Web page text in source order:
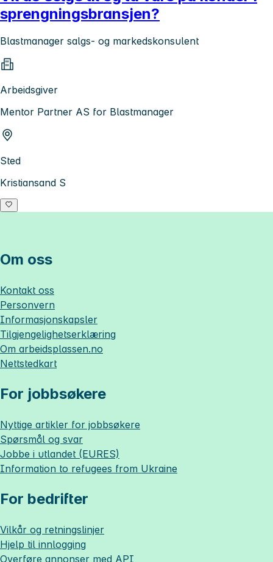
sprengningsbransjen?
Blastmanager salgs- og markedskonsulent
Arbeidsgiver
Mentor Partner AS for Blastmanager
Sted
Kristiansand S
Om oss
Kontakt oss
Personvern
Informasjonskapsler
Tilgjengelighetserklæring
Om arbeidsplassen.no
Nettstedkart
For jobbsøkere
Nyttige artikler for jobbsøkere
Spørsmål og svar
Jobbe i utlandet (EURES)
Information to refugees from Ukraine
For bedrifter
Vilkår og retningslinjer
Hjelp til innlogging
Overføre annonser med API